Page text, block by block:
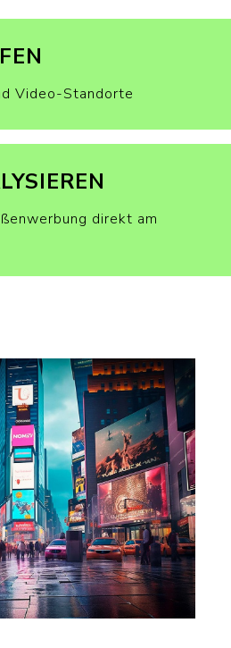
Video-Standorte
direkt am